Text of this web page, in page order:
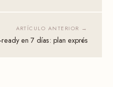
ARTÍCULO ANTERIOR →
en 7 días: plan exprés